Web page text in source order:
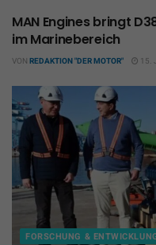
MAN Engines bringt
im Marinebereich
VON REDAKTION "DER MOTOR" 15.
FORSCHUNG &